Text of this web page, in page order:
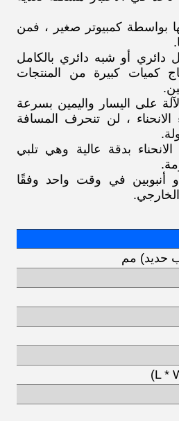
بواسطة كمبيوتر صغير ، فمن
دائري أو شبه دائري بالكامل
كميات كبيرة من المنتجات
على اليسار واليمين بسرعة
الانحناء ، لن تنحرف المسافة
بدقة عالية وهي تلبي
أنبوبين في وقت واحد وفقًا
حديد) مم